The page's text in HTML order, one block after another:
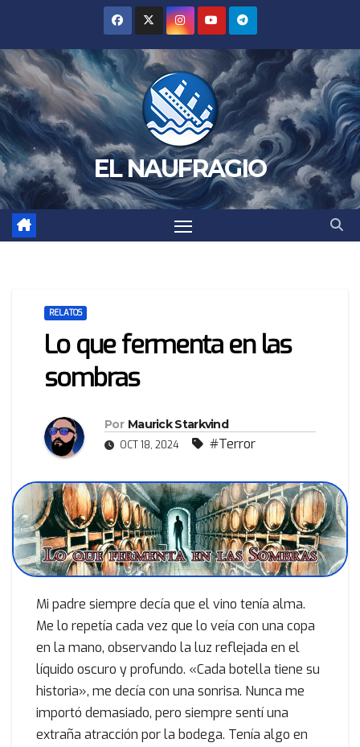
contenido
EL NAUFRAGIO
RELATOS
Lo que fermenta en las
sombras
Por Maurick Starkvind
OCT 18, 2024 #Terror
Mi padre siempre decía que el vino tenía alma.
Me lo repetía cada vez que lo veía con una copa
en la mano, observando la luz reflejada en el
líquido oscuro y profundo. «Cada botella tiene su
historia», me decía con una sonrisa. Nunca me
importó demasiado, pero siempre sentí una
extraña atracción por la bodega. Tenía algo en